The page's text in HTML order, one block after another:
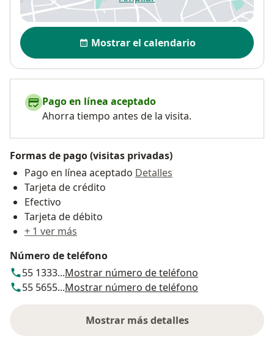
se abre en una nueva
Disponibilidad
Mostrar el calendario
Pago en línea aceptado
Ahorra tiempo antes de la visita.
Formas de pago (visitas privadas)
Pago en línea aceptado Detalles
Tarjeta de crédito
Efectivo
Tarjeta de débito
+ 1 ver más
Número de teléfono
55 1333...Mostrar número de teléfono
55 5655...Mostrar número de teléfono
Mostrar más detalles
sobre la dirección